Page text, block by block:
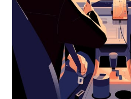
în
jos.
Închide
calendarul
apăsând
pe
butonul
Escape.